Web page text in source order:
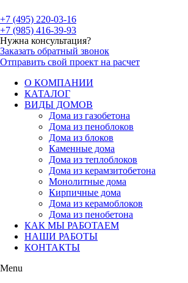
+7 (495) 220-03-16
+7 (985) 416-39-93
Нужна консультация?
Заказать обратный звонок
Отправить свой проект на расчет
О КОМПАНИИ
КАТАЛОГ
ВИДЫ ДОМОВ
Дома из газобетона
Дома из пеноблоков
Дома из блоков
Каменные дома
Дома из теплоблоков
Дома из керамзитобетона
Монолитные дома
Кирпичные дома
Дома из керамоблоков
Дома из пенобетона
КАК МЫ РАБОТАЕМ
НАШИ РАБОТЫ
КОНТАКТЫ
Menu